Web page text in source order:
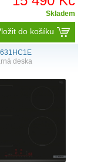
Skladem
do košíku
deska